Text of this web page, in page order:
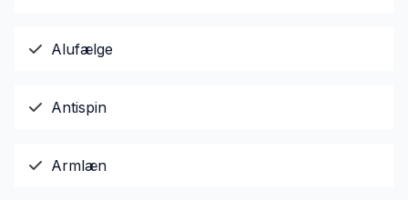
Alufælge
Antispin
Armlæn